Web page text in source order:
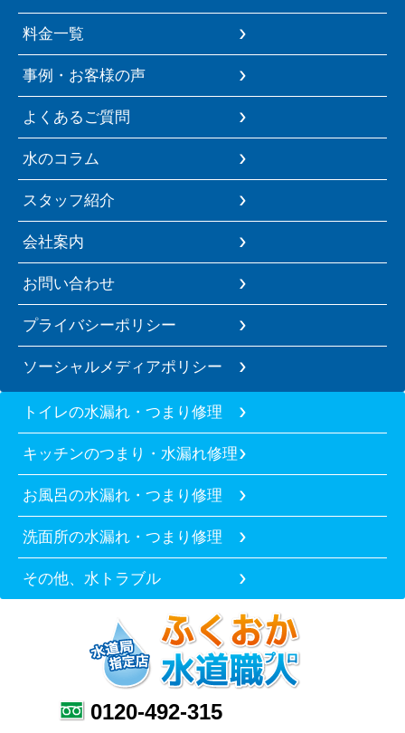
料金一覧
事例・お客様の声
よくあるご質問
水のコラム
スタッフ紹介
会社案内
お問い合わせ
プライバシーポリシー
ソーシャルメディアポリシー
トイレの水漏れ・つまり修理
キッチンのつまり・水漏れ修理
お風呂の水漏れ・つまり修理
洗面所の水漏れ・つまり修理
その他、水トラブル
0120-492-315